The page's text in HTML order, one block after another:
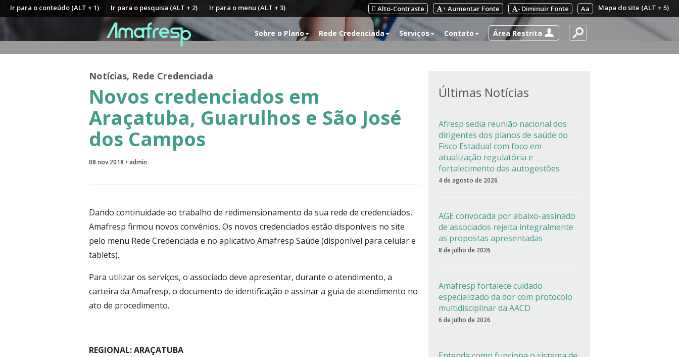
Ir para o conteúdo (ALT + 1) Ir para o pesquisa (ALT + 2) Ir para o menu (ALT + 3) Mapa do site (ALT + 5)
Aa
- Diminuir Fonte
+ Aumentar Fonte
Alto-Contraste
Sobre o Plano Rede Credenciada Serviços Contato Área Restrita
Notícias, Rede Credenciada
Novos credenciados em
Araçatuba, Guarulhos e São José
dos Campos
08 nov 2018 • admin
Dando continuidade ao trabalho de redimensionamento da sua rede de credenciados,
Amafresp firmou novos convênios. Os novos credenciados estão disponíveis no site
pelo menu Rede Credenciada e no aplicativo Amafresp Saúde (disponível para celular e
tablets).
Para utilizar os serviços, o associado deve apresentar, durante o atendimento, a
carteira da Amafresp, o documento de identificação e assinar a guia de atendimento no
ato de procedimento.
REGIONAL: ARAÇATUBA
Últimas Notícias
Afresp sedia reunião nacional dos
dirigentes dos planos de saúde do
Fisco Estadual com foco em
atualização regulatória e
fortalecimento das autogestões
4 de agosto de 2026
AGE convocada por abaixo-assinado
de associados rejeita integralmente
as propostas apresentadas
8 de julho de 2026
Amafresp fortalece cuidado
especializado da dor com protocolo
multidisciplinar da AACD
6 de julho de 2026